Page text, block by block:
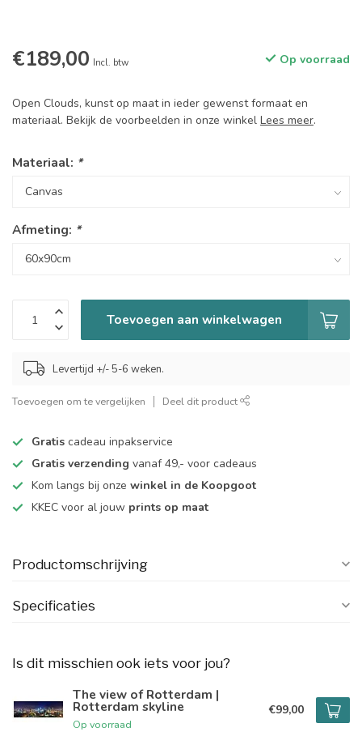
€189,00 Incl. btw Op voorraad
Open Clouds, kunst op maat in ieder gewenst formaat en
materiaal. Bekijk de voorbeelden in onze winkel Lees meer.
Materiaal: *
Afmeting: *
Toevoegen aan winkelwagen
Levertijd +/- 5-6 weken.
Toevoegen om te vergelijken Deel dit product
Gratis cadeau inpakservice
Gratis verzending vanaf 49,- voor cadeaus
Kom langs bij onze winkel in de Koopgoot
KKEC voor al jouw prints op maat
Productomschrijving
Specificaties
Is dit misschien ook iets voor jou?
The view of Rotterdam |
Rotterdam skyline
Op voorraad
€99,00